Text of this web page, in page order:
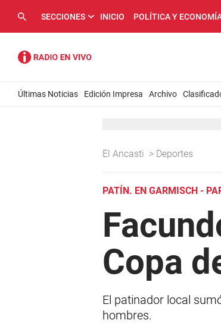
SECCIONES INICIO POLÍTICA Y
Últimas Noticias Edición Impresa Archivo
El Ancasti > Deportes
PATÍN. EN GARMISCH -
Copa
El patinador local
hombres.